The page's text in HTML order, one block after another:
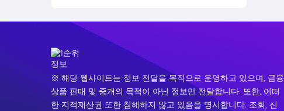
※ 해당 웹사이트는 정보 전달을 목적으로 운영하고 있으며, 금융
상품 판매 및 중개의 목적이 아닌 정보만 전달합니다. 또한, 어떠
한 지적재산권 또한 침해하지 않고 있음을 명시합니다. 조회, 신